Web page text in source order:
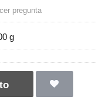
pregunta
g